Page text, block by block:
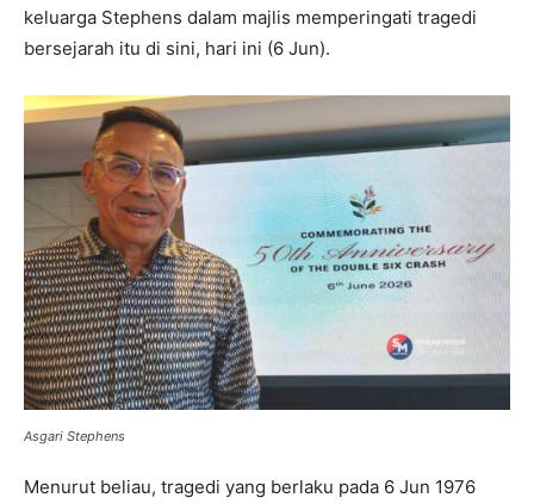
keluarga Stephens dalam majlis memperingati tragedi
bersejarah itu di sini, hari ini (6 Jun).
Asgari Stephens
Menurut beliau, tragedi yang berlaku pada 6 Jun 1976